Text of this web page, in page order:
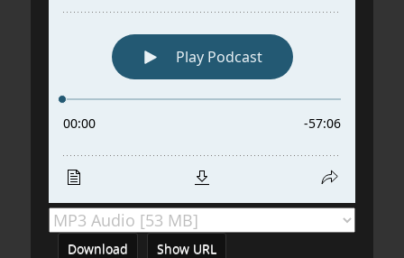
Download Show URL